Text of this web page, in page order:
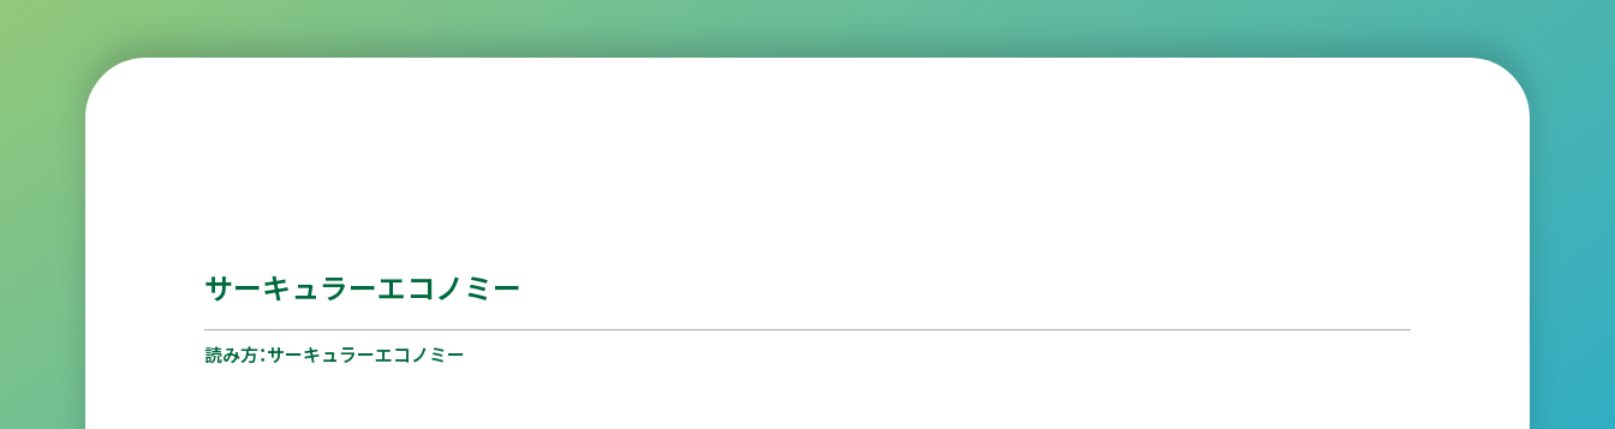
サーキュラーエコノミー
読み方：サーキュラーエコノミー